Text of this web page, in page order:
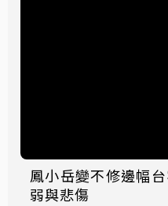
鳳小岳變不修邊幅
弱與悲傷